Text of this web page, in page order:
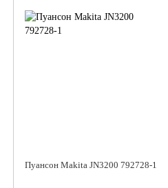
Пуансон Makita JN3200 792728-1